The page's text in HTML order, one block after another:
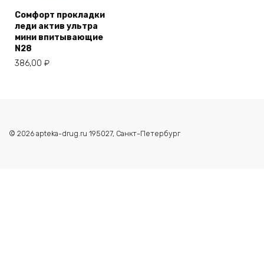
Сомфорт прокладки
леди актив ультра
мини впитывающие
N28
386,00 ₽
© 2026 apteka-drug.ru 195027, Санкт-Петербург